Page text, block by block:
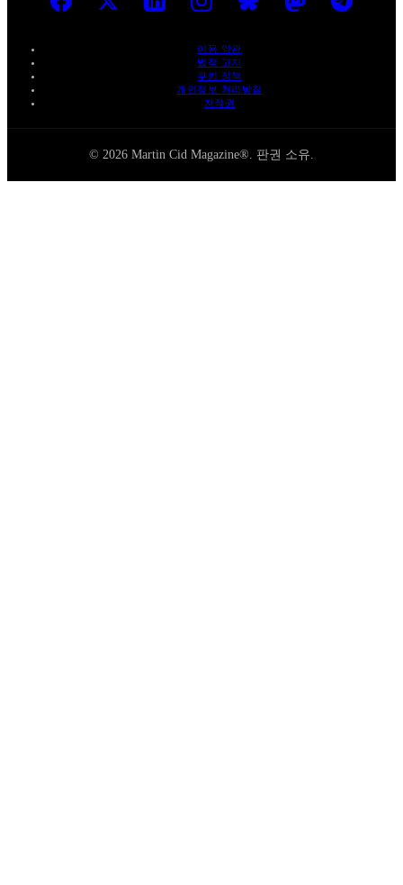
이용 약관
법적 고지
쿠키 정책
개인정보 처리방침
저작권
© 2026 Martin Cid Magazine®. 판권 소유.